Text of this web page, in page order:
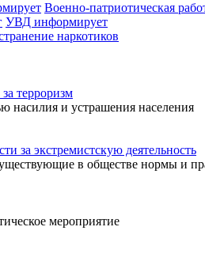
Военно-патриотическая
УВД информирует
наркотиков
терроризм
насилия и устрашения населения
экстремистскую деятельность
в обществе нормы и
мероприятие